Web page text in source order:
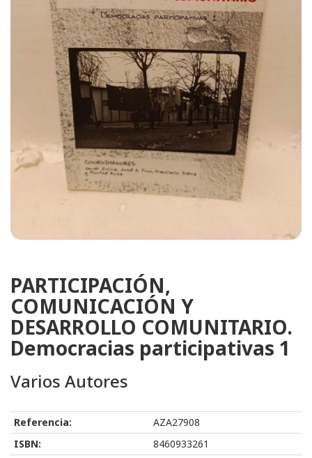
PARTICIPACIÓN,
COMUNICACIÓN Y
DESARROLLO COMUNITARIO.
Democracias participativas 1
Varios Autores
Referencia:
AZA27908
ISBN:
8460933261